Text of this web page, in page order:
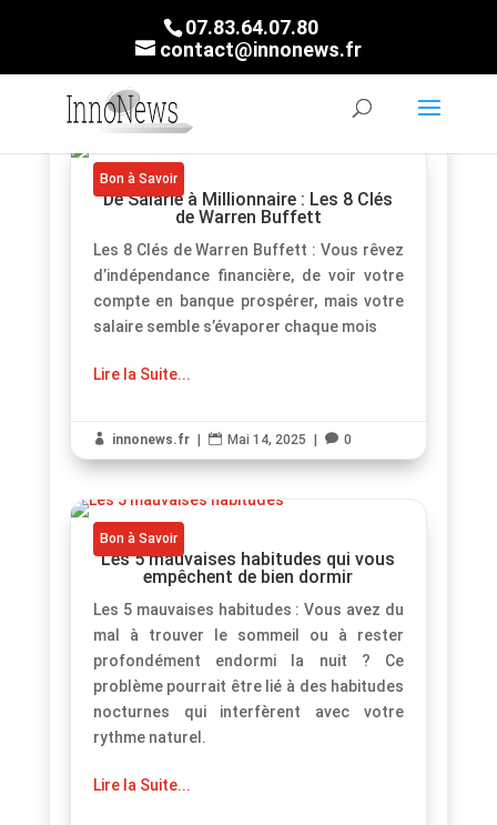
07.83.64.07.80
contact@innonews.fr
Bon à Savoir
De Salarié à Millionnaire : Les 8 Clés
de Warren Buffett
Les 8 Clés de Warren Buffett : Vous rêvez
d’indépendance financière, de voir votre
compte en banque prospérer, mais votre
salaire semble s’évaporer chaque mois
Lire la Suite...
 innonews.fr  Mai 14, 2025  0
Bon à Savoir
Les 5 mauvaises habitudes qui vous
empêchent de bien dormir
Les 5 mauvaises habitudes : Vous avez du
mal à trouver le sommeil ou à rester
profondément endormi la nuit ? Ce
problème pourrait être lié à des habitudes
nocturnes qui interfèrent avec votre
rythme naturel.
Lire la Suite...